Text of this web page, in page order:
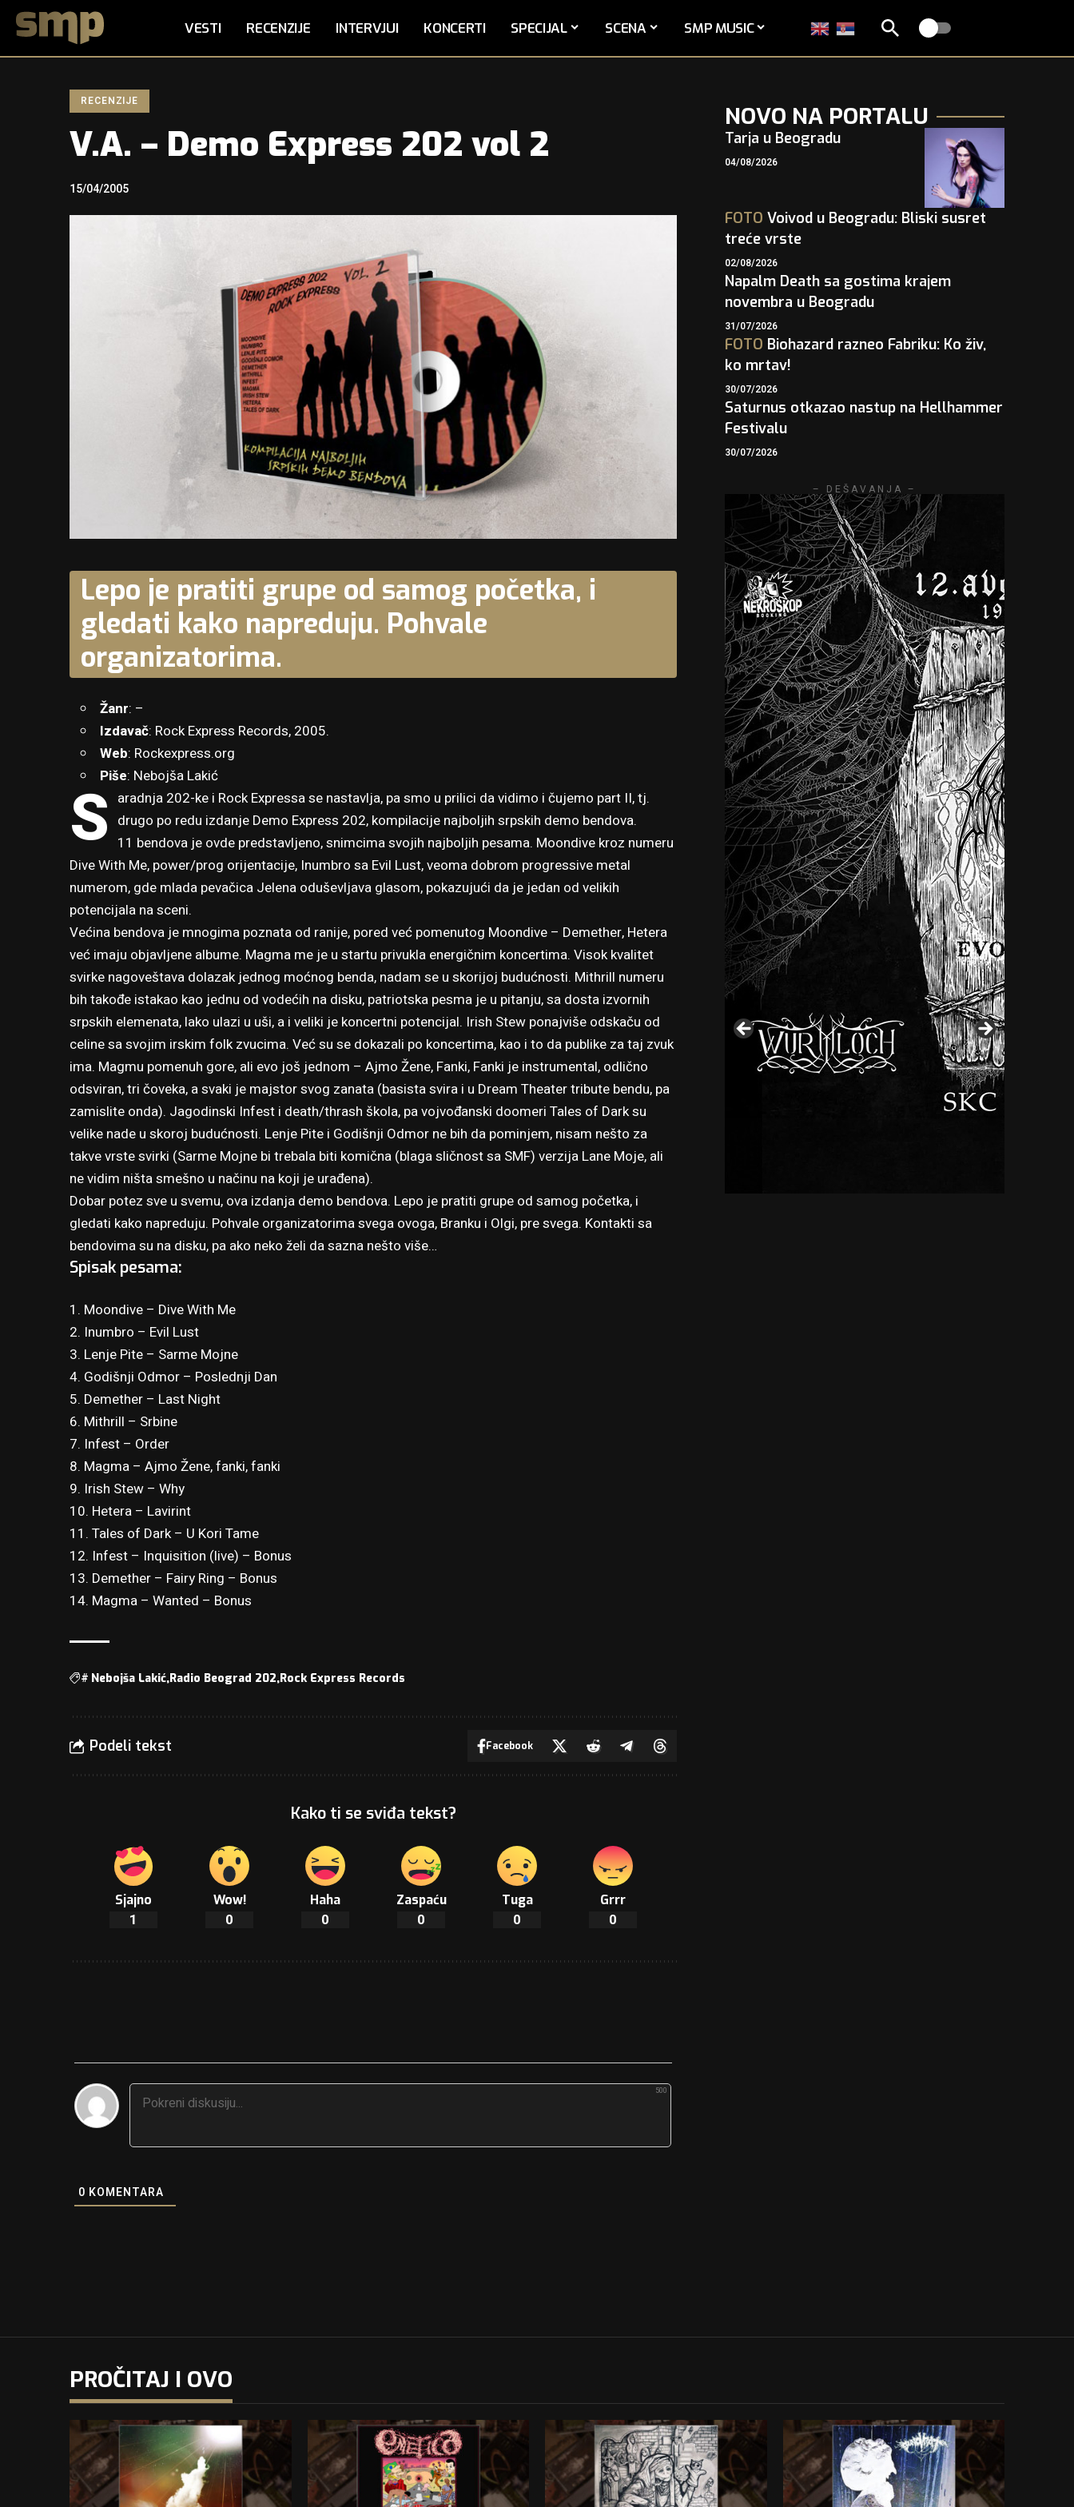
VESTI RECENZIJE INTERVJUI KONCERTI SPECIJAL SCENA SMP MUSIC
RECENZIJE
V.A. – Demo Express 202 vol 2
15/04/2005
Lepo je pratiti grupe od samog početka, i
gledati kako napreduju. Pohvale
organizatorima.
Žanr: –
Izdavač: Rock Express Records, 2005.
Web: Rockexpress.org
Piše: Nebojša Lakić
S aradnja 202-ke i Rock Expressa se nastavlja, pa smo u prilici da vidimo i čujemo part II, tj.
drugo po redu izdanje Demo Express 202, kompilacije najboljih srpskih demo bendova.
11 bendova je ovde predstavljeno, snimcima svojih najboljih pesama. Moondive kroz numeru
Dive With Me, power/prog orijentacije, Inumbro sa Evil Lust, veoma dobrom progressive metal
numerom, gde mlada pevačica Jelena oduševljava glasom, pokazujući da je jedan od velikih
potencijala na sceni.
Većina bendova je mnogima poznata od ranije, pored već pomenutog Moondive – Demether, Hetera
već imaju objavljene albume. Magma me je u startu privukla energičnim koncertima. Visok kvalitet
svirke nagoveštava dolazak jednog moćnog benda, nadam se u skorijoj budućnosti. Mithrill numeru
bih takođe istakao kao jednu od vodećih na disku, patriotska pesma je u pitanju, sa dosta izvornih
srpskih elemenata, lako ulazi u uši, a i veliki je koncertni potencijal. Irish Stew ponajviše odskaču od
celine sa svojim irskim folk zvucima. Već su se dokazali po koncertima, kao i to da publike za taj zvuk
ima. Magmu pomenuh gore, ali evo još jednom – Ajmo Žene, Fanki, Fanki je instrumental, odlično
odsviran, tri čoveka, a svaki je majstor svog zanata (basista svira i u Dream Theater tribute bendu, pa
zamislite onda). Jagodinski Infest i death/thrash škola, pa vojvođanski doomeri Tales of Dark su
velike nade u skoroj budućnosti. Lenje Pite i Godišnji Odmor ne bih da pominjem, nisam nešto za
takve vrste svirki (Sarme Mojne bi trebala biti komična (blaga sličnost sa SMF) verzija Lane Moje, ali
ne vidim ništa smešno u načinu na koji je urađena).
Dobar potez sve u svemu, ova izdanja demo bendova. Lepo je pratiti grupe od samog početka, i
gledati kako napreduju. Pohvale organizatorima svega ovoga, Branku i Olgi, pre svega. Kontakti sa
bendovima su na disku, pa ako neko želi da sazna nešto više…
Spisak pesama:
1. Moondive – Dive With Me
2. Inumbro – Evil Lust
3. Lenje Pite – Sarme Mojne
4. Godišnji Odmor – Poslednji Dan
5. Demether – Last Night
6. Mithrill – Srbine
7. Infest – Order
8. Magma – Ajmo Žene, fanki, fanki
9. Irish Stew – Why
10. Hetera – Lavirint
11. Tales of Dark – U Kori Tame
12. Infest – Inquisition (live) – Bonus
13. Demether – Fairy Ring – Bonus
14. Magma – Wanted – Bonus
# Nebojša Lakić Radio Beograd 202 Rock Express Records
Podeli tekst Facebook
Kako ti se sviđa tekst?
Sjajno
1
Wow!
0
Haha
0
Zaspaću
0
Tuga
0
Grrr
0
500
0 KOMENTARA
NOVO NA PORTALU
Tarja u Beogradu
04/08/2026
FOTO Voivod u Beogradu: Bliski susret
treće vrste
02/08/2026
Napalm Death sa gostima krajem
novembra u Beogradu
31/07/2026
FOTO Biohazard razneo Fabriku: Ko živ,
ko mrtav!
30/07/2026
Saturnus otkazao nastup na Hellhammer
Festivalu
30/07/2026
– DEŠAVANJA –
PROČITAJ I OVO